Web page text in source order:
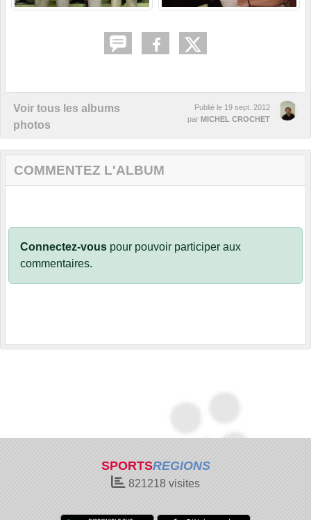
Voir tous les albums
photos
Publié le 19 sept. 2012
par MICHEL CROCHET
COMMENTEZ L'ALBUM
Connectez-vous pour pouvoir participer aux
commentaires.
SPORTSREGIONS
821218 visites